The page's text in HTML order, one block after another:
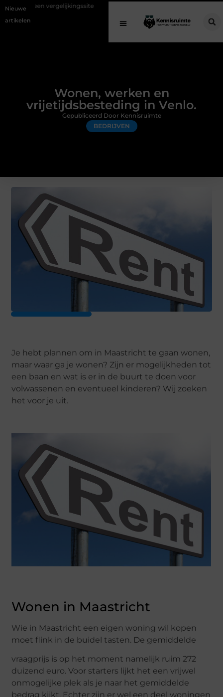
Nieuwe
artikelen
Schenking aan een goed doel: waarom geven
Wonen, werken en
vrijetijdsbesteding in Venlo.
BEDRIJVEN
Gepubliceerd Door Kennisruimte
Je hebt plannen om in Maastricht te gaan wonen,
maar waar ga je wonen? Zijn er mogelijkheden tot
een baan en wat is er in de buurt te doen voor
volwassenen en eventueel kinderen? Wij zoeken
het voor je uit.
Wonen in Maastricht
Wie in Maastricht een eigen woning wil kopen
moet flink in de buidel tasten. De gemiddelde
vraagprijs is op het moment namelijk ruim 272
duizend euro. Voor starters lijkt het een vrijwel
onmogelijke plek als je naar het gemiddelde
bedrag kijkt. Echter zijn er wel een deel woningen